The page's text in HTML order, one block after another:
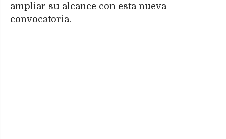
ampliar su alcance con esta nueva
convocatoria.